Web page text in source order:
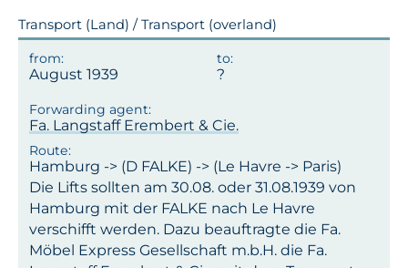
Transport (Land) / Transport (overland)
August 1939
Fa. Langstaff Erembert & Cie.
Hamburg -> (D FALKE) -> (Le Havre -> Paris)
Die Lifts sollten am 30.08. oder 31.08.1939 von
Hamburg mit der FALKE nach Le Havre
verschifft werden. Dazu beauftragte die Fa.
Möbel Express Gesellschaft m.b.H. die Fa.